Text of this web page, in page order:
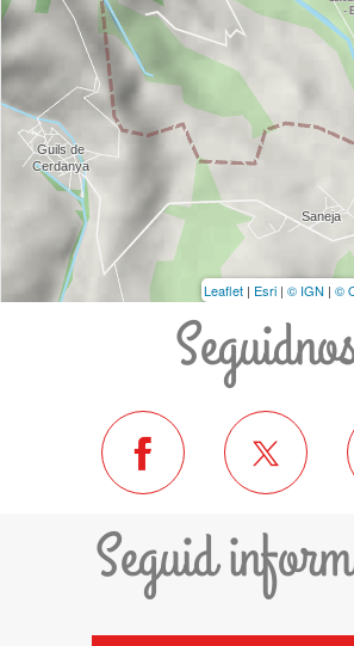
Leaflet | Esri | © IGN | ©
Seguid